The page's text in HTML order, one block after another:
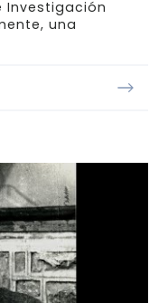
una